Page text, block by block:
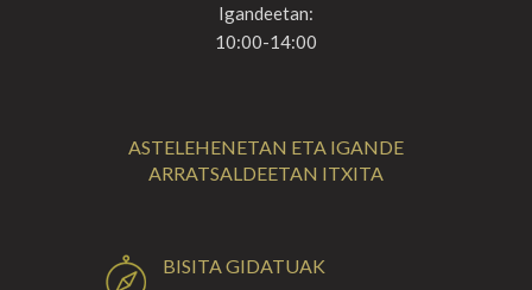
Igandeetan:
10:00-14:00
ASTELEHENETAN ETA IGANDE
ARRATSALDEETAN ITXITA
BISITA GIDATUAK